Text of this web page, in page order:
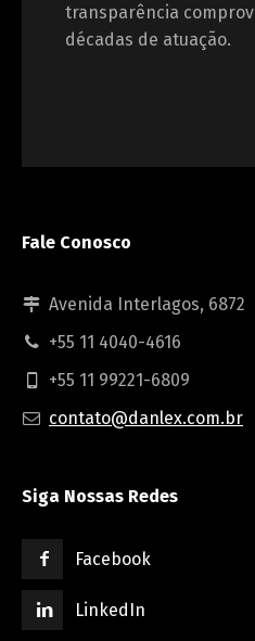
transparência
décadas de atuação.
Fale Conosco
Avenida Interlagos, 6872
+55 11 4040-4616
+55 11 99221-6809
contato@danlex.com.br
Siga Nossas Redes
Facebook
LinkedIn